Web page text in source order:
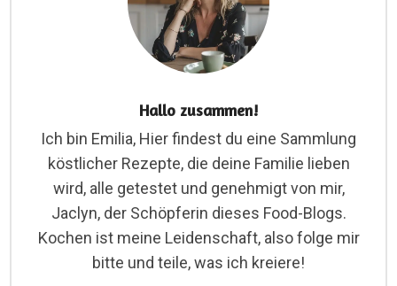
Hallo zusammen!
Ich bin Emilia, Hier findest du eine Sammlung
köstlicher Rezepte, die deine Familie lieben
wird, alle getestet und genehmigt von mir,
Jaclyn, der Schöpferin dieses Food-Blogs.
Kochen ist meine Leidenschaft, also folge mir
bitte und teile, was ich kreiere!